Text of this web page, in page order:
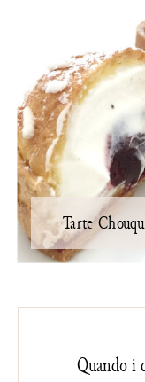
Tarte
Quando i